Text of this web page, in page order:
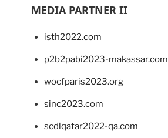
MEDIA PARTNER II
isth2022.com
p2b2pabi2023-makassar.com
wocfparis2023.org
sinc2023.com
scdlqatar2022-qa.com